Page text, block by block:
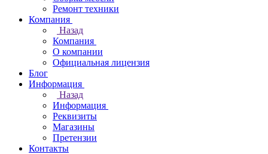
Ремонт техники
Компания
Назад
Компания
О компании
Официальная лицензия
Блог
Информация
Назад
Информация
Реквизиты
Магазины
Претензии
Контакты